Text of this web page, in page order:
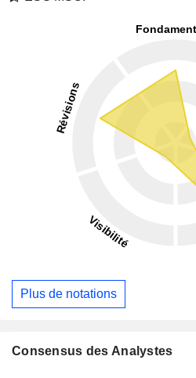
Plus de notations
Consensus des Analystes